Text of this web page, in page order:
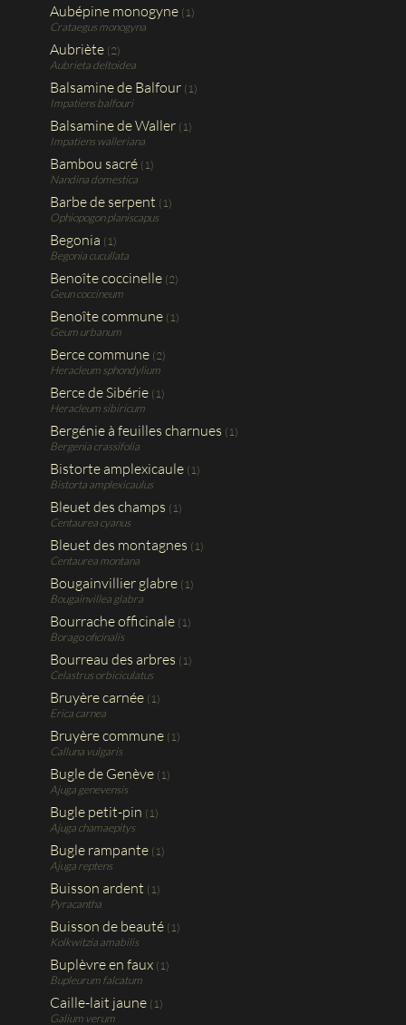
Aubépine monogyne (1)
Crataegus monogyna
Aubriète (2)
Aubrieta deltoidea
Balsamine de Balfour (1)
Impatiens balfouri
Balsamine de Waller (1)
Impatiens walleriana
Bambou sacré (1)
Nandina domestica
Barbe de serpent (1)
Ophiopogon planiscapus
Begonia (1)
Begonia cucullata
Benoîte coccinelle (2)
Geun coccineum
Benoîte commune (1)
Geum urbanum
Berce commune (2)
Heracleum sphondylium
Berce de Sibérie (1)
Heracleum sibiricum
Bergénie à feuilles charnues (1)
Bergenia crassifolia
Bistorte amplexicaule (1)
Bistorta amplexicaulus
Bleuet des champs (1)
Centaurea cyanus
Bleuet des montagnes (1)
Centaurea montana
Bougainvillier glabre (1)
Bougainvillea glabra
Bourrache officinale (1)
Borago oficinalis
Bourreau des arbres (1)
Celastrus orbiciculatus
Bruyère carnée (1)
Erica carnea
Bruyère commune (1)
Calluna vulgaris
Bugle de Genève (1)
Ajuga genevensis
Bugle petit-pin (1)
Ajuga chamaepitys
Bugle rampante (1)
Ajuga reptens
Buisson ardent (1)
Pyracantha
Buisson de beauté (1)
Kolkwitzia amabilis
Buplèvre en faux (1)
Bupleurum falcatum
Caille-lait jaune (1)
Galium verum